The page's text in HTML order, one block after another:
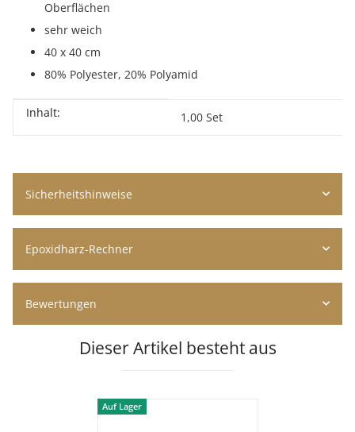
Oberflächen
sehr weich
40 x 40 cm
80% Polyester, 20% Polyamid
Produkteigenschaft
Wert
Inhalt: 1,00 Set
Sicherheitshinweise
Epoxidharz-Rechner
Bewertungen
Dieser Artikel besteht aus
Auf Lager